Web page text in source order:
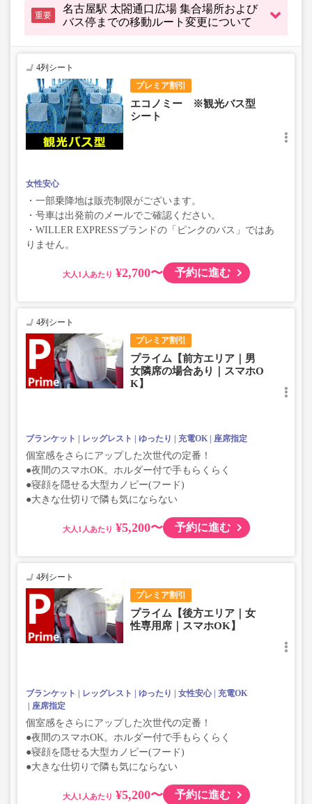
重要
名古屋駅 太閤通口広場 集合場所および
バス停までの移動ルート変更について
プレミア割引
4列シート
エコノミー ※観光バス型
シート
女性安心
・一部乗降地は販売制限がございます。
・号車は出発前のメールでご確認ください。
・WILLER EXPRESSブランドの「ピンクのバス」ではあ
りません。
大人 ¥2,700〜 予約に進む
プレミア割引
4列シート
プライム【前方エリア｜男
女隣席の場合あり｜スマホO
K】
ブランケット レッグレスト ゆったり 充電OK 座席指定
個室感をさらにアップした次世代の定番！
●夜間のスマホOK。ホルダー付で手もらくらく
●寝顔を隠せる大型カノピー(フード)
●大きな仕切りで隣も気にならない
大人 ¥5,200〜 予約に進む
プレミア割引
4列シート
プライム【後方エリア｜女
性専用席｜スマホOK】
ブランケット レッグレスト ゆったり 女性安心
充電OK
座席指定
個室感をさらにアップした次世代の定番！
●夜間のスマホOK。ホルダー付で手もらくらく
●寝顔を隠せる大型カノピー(フード)
●大きな仕切りで隣も気にならない
大人 ¥5,200〜 予約に進む